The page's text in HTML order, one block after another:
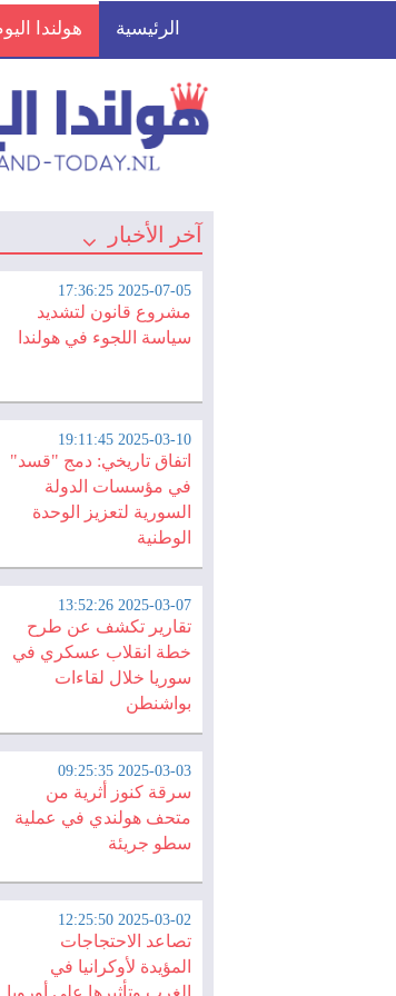
الرئيسية هولندا
آخر الأخبار
2025-07-05 17:36:25
مشروع قانون لتشديد
سياسة اللجوء في هولندا
2025-03-10 19:11:45
اتفاق تاريخي: دمج "قسد"
في مؤسسات الدولة
السورية لتعزيز الوحدة
الوطنية
2025-03-07 13:52:26
تقارير تكشف عن طرح
خطة انقلاب عسكري في
سوريا خلال لقاءات
بواشنطن
2025-03-03 09:25:35
سرقة كنوز أثرية من
متحف هولندي في عملية
سطو جريئة
2025-03-02 12:25:50
تصاعد الاحتجاجات
المؤيدة لأوكرانيا في